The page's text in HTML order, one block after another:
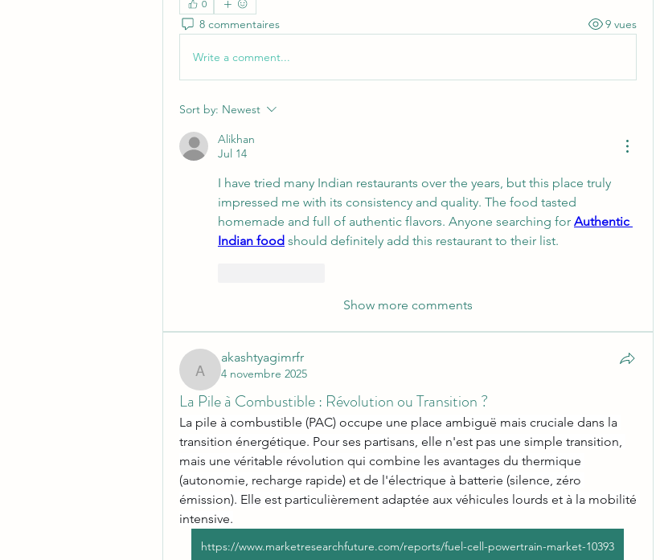
0
8 commentaires 9 vues
Write a comment...
Sort by: Newest
Alikhan
Jul 14
I have tried many Indian restaurants over the years, but this place truly
impressed me with its consistency and quality. The food tasted
homemade and full of authentic flavors. Anyone searching for Authentic
Indian food should definitely add this restaurant to their list.
Show more comments
akashtyagimrfr
akashtyagimrfr
4 novembre 2025
La Pile à Combustible : Révolution ou Transition ?
La pile à combustible (PAC) occupe une place ambiguë mais cruciale dans la
transition énergétique. Pour ses partisans, elle n'est pas une simple transition,
mais une véritable révolution qui combine les avantages du thermique
(autonomie, recharge rapide) et de l'électrique à batterie (silence, zéro
émission). Elle est particulièrement adaptée aux véhicules lourds et à la mobilité
intensive.
https://www.marketresearchfuture.com/reports/fuel-cell-powertrain-market-10393